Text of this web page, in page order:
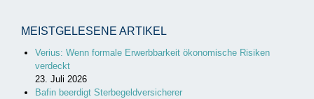
MEISTGELESENE ARTIKEL
Verius: Wenn formale Erwerbbarkeit ökonomische Risiken
verdeckt
23. Juli 2026
Bafin beerdigt Sterbegeldversicherer